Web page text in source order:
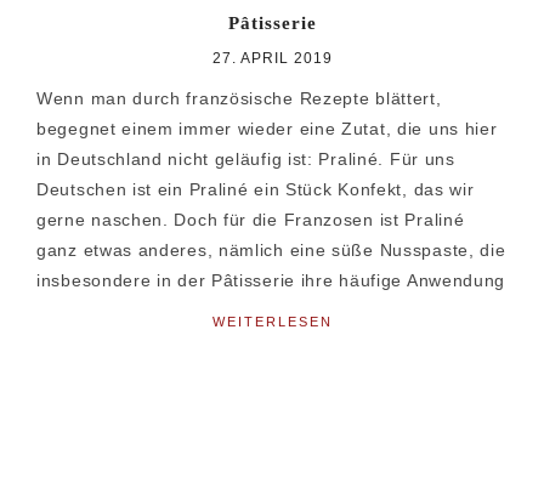
Pâtisserie
27. APRIL 2019
Wenn man durch französische Rezepte blättert,
begegnet einem immer wieder eine Zutat, die uns hier
in Deutschland nicht geläufig ist: Praliné. Für uns
Deutschen ist ein Praliné ein Stück Konfekt, das wir
gerne naschen. Doch für die Franzosen ist Praliné
ganz etwas anderes, nämlich eine süße Nusspaste, die
insbesondere in der Pâtisserie ihre häufige Anwendung
WEITERLESEN